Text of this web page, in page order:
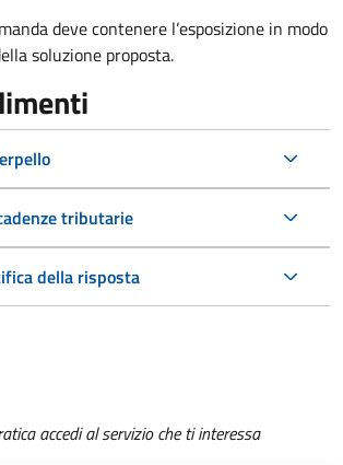
deve contenere l’esposizione in modo
soluzione proposta.
tributarie
della risposta
accedi al servizio che ti interessa